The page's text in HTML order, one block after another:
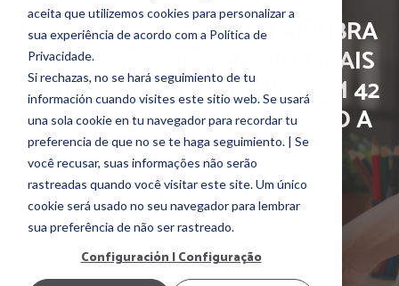
aceita que utilizemos cookies para personalizar a
sua experiência de acordo com a Política de
Privacidade.
Si rechazas, no se hará seguimiento de tu
información cuando visites este sitio web. Se usará
una sola cookie en tu navegador para recordar tu
preferencia de que no se te haga seguimiento. | Se
você recusar, suas informações não serão
rastreadas quando você visitar este site. Um único
cookie será usado no seu navegador para lembrar
sua preferência de não ser rastreado.
Configuración | Configuração
[CASO DE SUCESSO] DESCUBRA
COMO A TECFIT ALINHOU MAIS
DE 700 COLABORADORES EM 42
UNIDADES CENTRALIZANDO A
COMUNICAÇÃO INTERNA
porDaniel Bogomoltz
31 January, 2022
Casos de Sucesso